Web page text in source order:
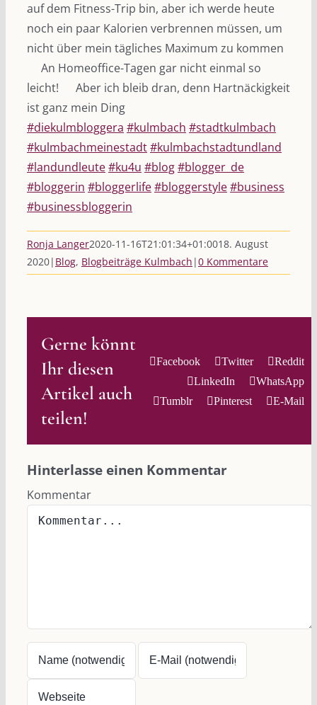
auf dem Fitness-Trip bin, aber ich werde heute
noch ein paar Kalorien verbrennen müssen, um
nicht über mein tägliches Maximum zu kommen
An Homeoffice-Tagen gar nicht einmal so
leicht!
Aber ich bleib dran, denn Hartnäckigkeit
ist ganz mein Ding
#diekulmbloggera #kulmbach #stadtkulmbach
#kulmbachmeinestadt#kulmbachstadtundland
#landundleute#ku4u #blog#blogger_de
#bloggerin #bloggerlife#bloggerstyle#business
#businessbloggerin
Ronja Langer2020-11-16T21:01:34+01:0018. August
2020| Blog, Blogbeiträge Kulmbach |0 Kommentare
Gerne könnt
Ihr diesen
Artikel auch
teilen!
Facebook Twitter
Reddit
LinkedIn
WhatsApp
Tumblr
Pinterest E-Mail
Hinterlasse einen Kommentar
Kommentar